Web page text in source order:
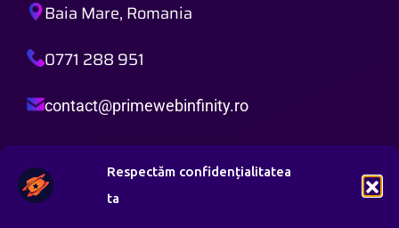
Respectăm confidențialitatea
ta
Baia Mare, Romania
0771 288 951
contact@primewebinfinity.ro
Luni – Vineri: 8:00 AM – 8:00 PM